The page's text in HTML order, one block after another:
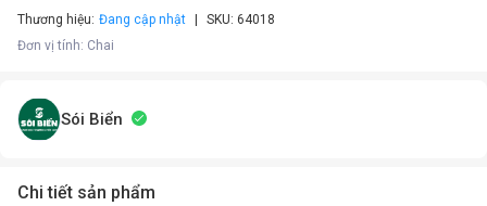
Thương hiệu: Đang cập nhật SKU: 64018
Đơn vị tính: Chai
Sói Biển
Chi tiết sản phẩm